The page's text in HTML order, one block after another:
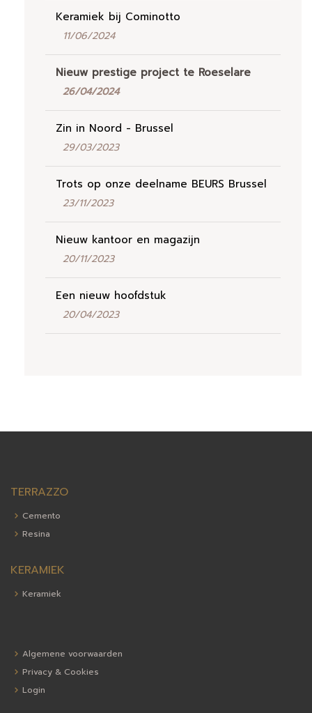
Keramiek bij Cominotto
11/06/2024
Nieuw prestige project te Roeselare
26/04/2024
Zin in Noord - Brussel
29/03/2023
Trots op onze deelname BEURS Brussel
23/11/2023
Nieuw kantoor en magazijn
20/11/2023
Een nieuw hoofdstuk
20/04/2023
TERRAZZO
Cemento
Resina
KERAMIEK
Keramiek
Algemene voorwaarden
Privacy & Cookies
Login